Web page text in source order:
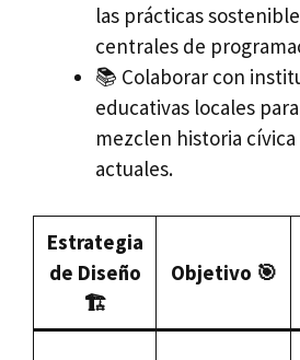
las prácticas
centrales de
📚 Colaborar con
educativas locales
mezclen historia
actuales.
Estrategia
de Diseño
🏗️
Objetivo 🎯